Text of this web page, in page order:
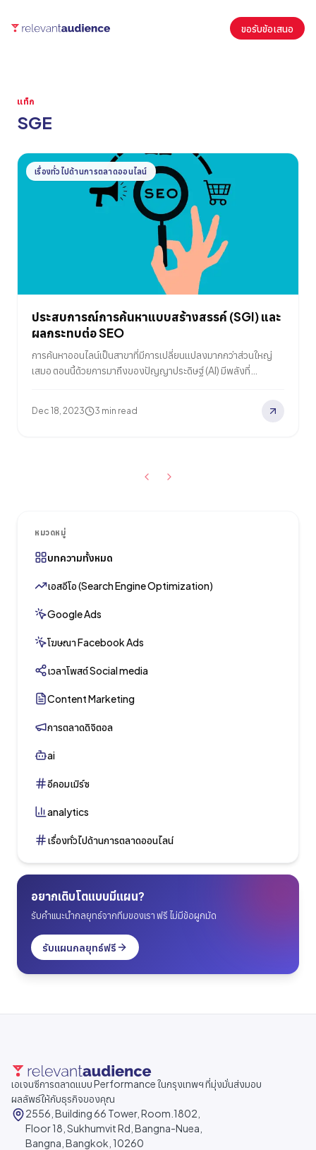
ขอรับข้อเสนอ
หมวดหมู่
บทความทั้งหมด
เอสอีโอ (Search Engine Optimization)
Google Ads
โฆษณา Facebook Ads
เวลาโพสต์ Social media
Content Marketing
การตลาดดิจิตอล
ai
อีคอมเมิร์ซ
analytics
เรื่องทั่วไปด้านการตลาดออนไลน์
อยากเติบโตแบบมีแผน?
รับคำแนะนำกลยุทธ์จากทีมของเรา ฟรี ไม่มีข้อผูกมัด
รับแผนกลยุทธ์ฟรี
แท็ก
SGE
บทความ
เรื่องทั่วไปด้านการตลาดออนไลน์
ประสบการณ์การค้นหาแบบสร้างสรรค์ (SGI) และ
ผลกระทบต่อ SEO
การค้นหาออนไลน์เป็นสาขาที่มีการเปลี่ยนแปลงมากกว่าส่วนใหญ่
เสมอ ตอนนี้ด้วยการมาถึงของปัญญาประดิษฐ์ (AI) มีพลังที่
(SGE) ของ Google ในบทความนี้ เราแบ่งปันข้อมูลเชิงลึกของเรา
Dec 18, 2023 3 min read
เอเจนซีการตลาดแบบ Performance ในกรุงเทพฯ ที่มุ่งมั่นส่งมอบ
ผลลัพธ์ให้กับธุรกิจของคุณ
2556, Building 66 Tower, Room.1802,
Floor 18, Sukhumvit Rd, Bangna-Nuea,
Bangna, Bangkok, 10260